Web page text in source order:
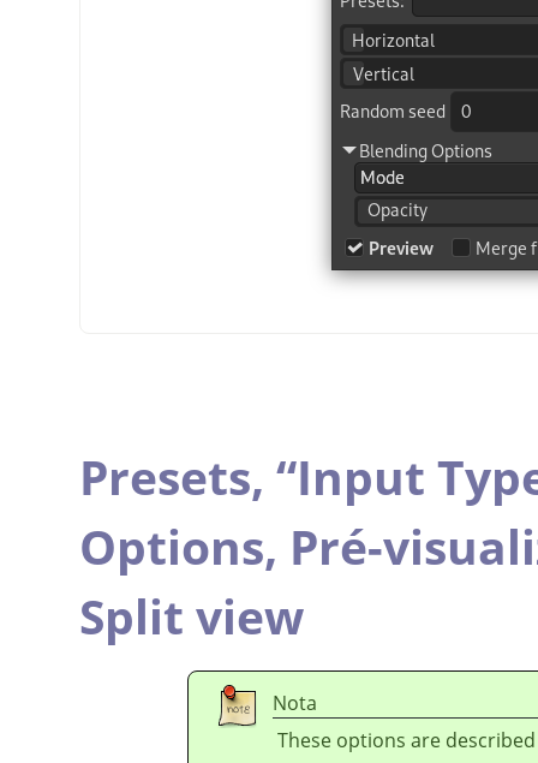
Presets, “Input
Options, Pré-
Split view
Nota
These options are